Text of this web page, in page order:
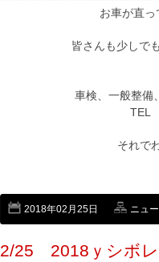
お車が直
皆さんも少しで
車検、一般整備
TEL
それで
2018年02月25日 ニュ
2/25 2018ｙシボレ